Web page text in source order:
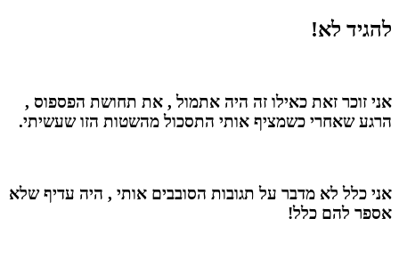
להגיד לא!
אני זוכר זאת כאילו זה היה אתמול , את תחושת הפספוס ,
הרגע שאחרי כשמציף אותי התסכול מהשטות הזו שעשיתי.
אני כלל לא מדבר על תגובות הסובבים אותי , היה עדיף שלא
אספר להם כלל!